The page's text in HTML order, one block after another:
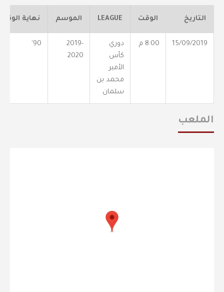
التاريخ الوقت LEAGUE الموسم نهاية الوقت
15/09/2019 8:00 م
دوري
كأس
الأمير
محمد بن
سلمان
2019-
2020
90'
الملعب